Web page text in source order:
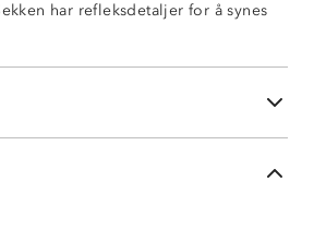
har refleksdetaljer for å synes